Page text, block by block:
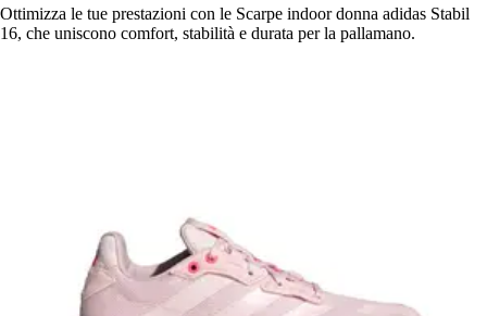
Ottimizza le tue prestazioni con le Scarpe indoor donna adidas Stabil
16, che uniscono comfort, stabilità e durata per la pallamano.